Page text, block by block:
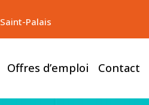
Saint-Palais
Offres d’emploi Contact